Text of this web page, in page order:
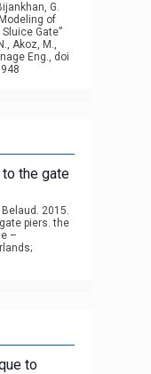
G.
of
Gate”
Akoz, M.,
Eng., doi
the gate
2015.
piers. the
–
to